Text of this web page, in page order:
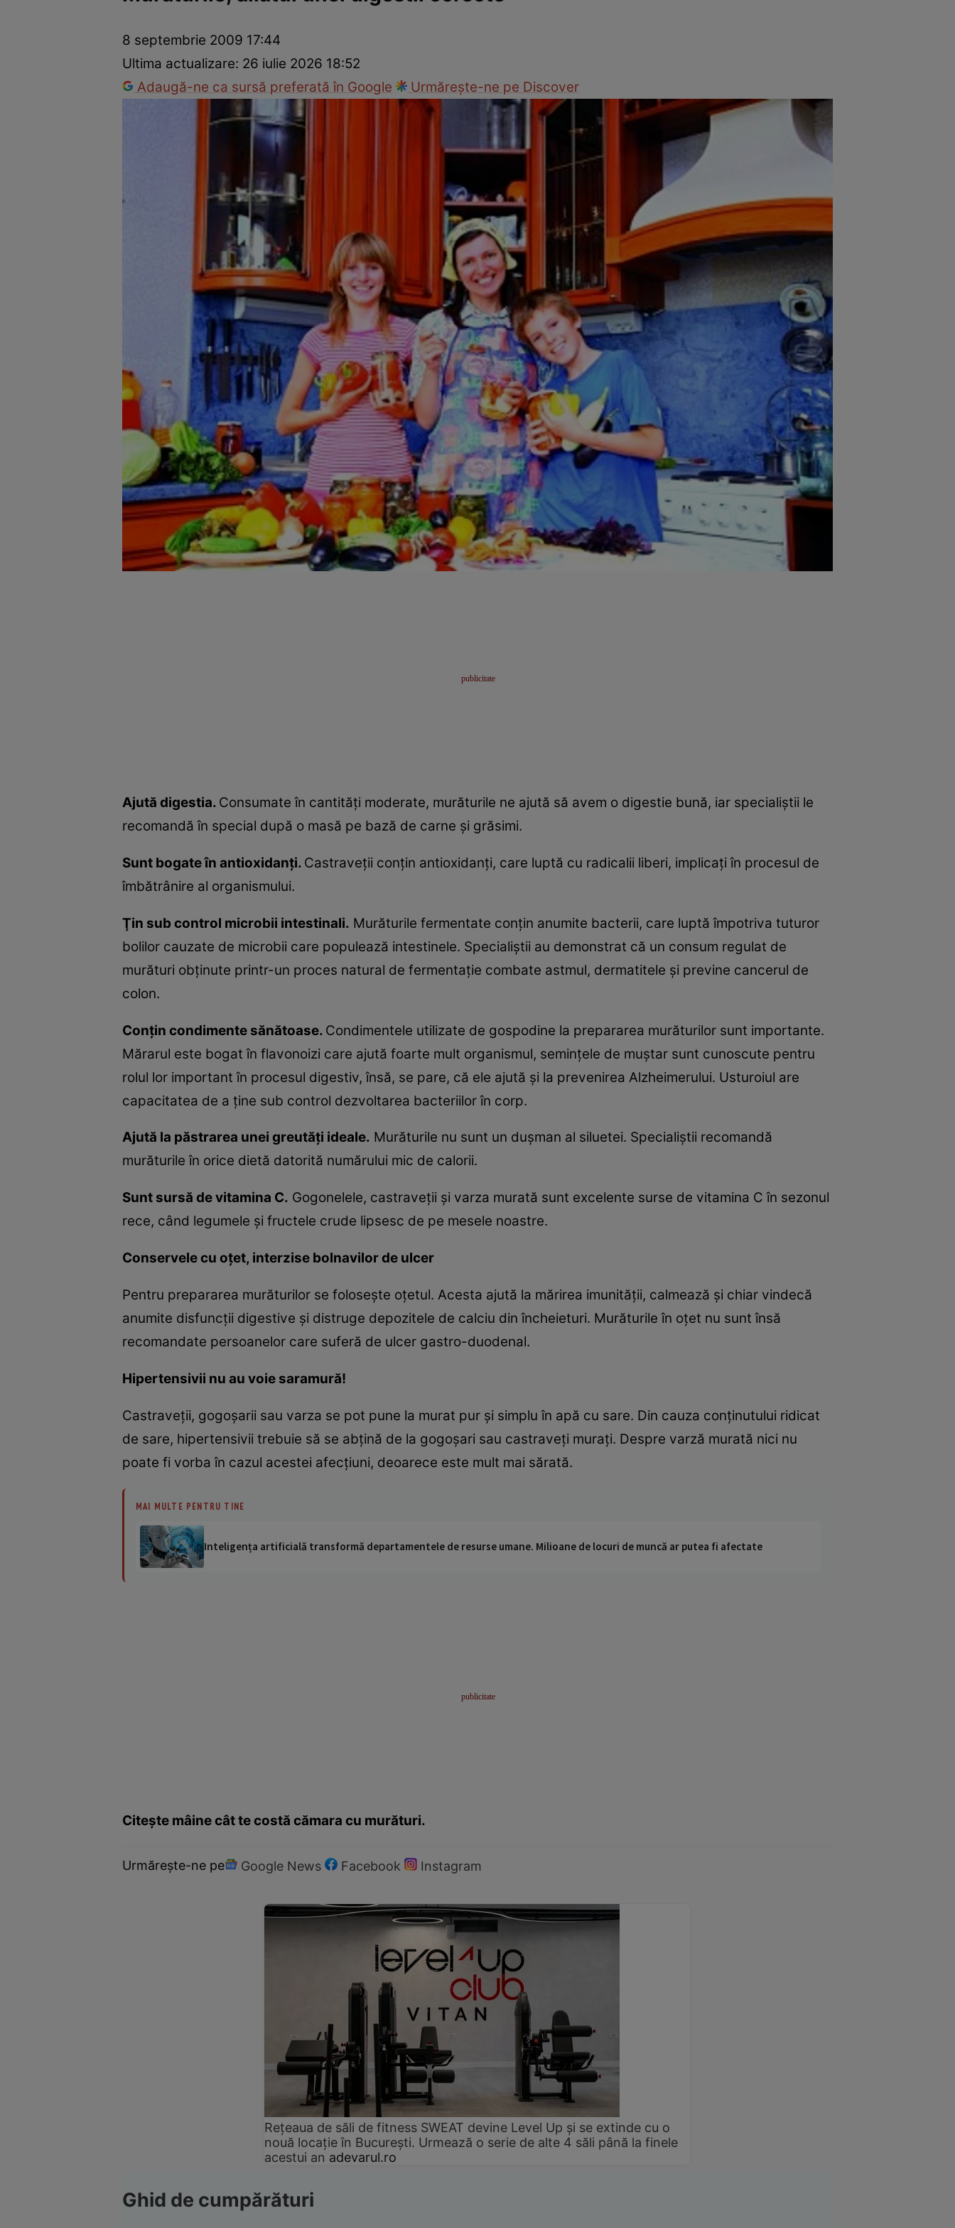
Prevenție și tratament Remedii naturisteMedicii răspund
8 septembrie 2009 17:44
Ultima actualizare: 26 iulie 2026 18:52
Adaugă-ne ca sursă preferată în Google
Urmărește-ne pe Discover
Ajută digestia. Consumate în cantităţi moderate, murăturile ne ajută să avem o digestie bună, iar specialiştii le
recomandă în special după o masă pe bază de carne şi grăsimi.
Sunt bogate în antioxidanţi. Castraveţii conţin antioxidanţi, care luptă cu radicalii liberi, implicaţi în procesul de
îmbătrânire al organismului.
Ţin sub control microbii intestinali. Murăturile fermentate conţin anumite bacterii, care luptă împotriva tuturor
bolilor cauzate de microbii care populează intestinele. Specialiştii au demonstrat că un consum regulat de
murături obţinute printr-un proces natural de fermentaţie combate astmul, dermatitele şi previne cancerul de
colon.
Conţin condimente sănătoase. Condimentele utilizate de gospodine la prepararea murăturilor sunt importante.
Mărarul este bogat în flavonoizi care ajută foarte mult organismul, seminţele de muştar sunt cunoscute pentru
rolul lor important în procesul digestiv, însă, se pare, că ele ajută şi la prevenirea Alzheimerului. Usturoiul are
capacitatea de a ţine sub control dezvoltarea bacteriilor în corp.
Ajută la păstrarea unei greutăţi ideale. Murăturile nu sunt un duşman al siluetei. Specialiştii recomandă
murăturile în orice dietă datorită numărului mic de calorii.
Sunt sursă de vitamina C. Gogonelele, castraveţii şi varza murată sunt excelente surse de vitamina C în sezonul
rece, când legumele şi fructele crude lipsesc de pe mesele noastre.
Conservele cu oţet, interzise bolnavilor de ulcer
Pentru prepararea murăturilor se foloseşte oţetul. Acesta ajută la mărirea imunităţii, calmează şi chiar vindecă
anumite disfuncţii digestive şi distruge depozitele de calciu din încheieturi. Murăturile în oţet nu sunt însă
recomandate persoanelor care suferă de ulcer gastro-duodenal.
Hipertensivii nu au voie saramură!
Castraveţii, gogoşarii sau varza se pot pune la murat pur şi simplu în apă cu sare. Din cauza conţinutului ridicat
de sare, hipertensivii trebuie să se abţină de la gogoşari sau castraveţi muraţi. Despre varză murată nici nu
poate fi vorba în cazul acestei afecţiuni, deoarece este mult mai sărată.
MAI MULTE PENTRU TINE
Inteligența artificială transformă departamentele de resurse umane. Milioane de locuri de muncă ar putea fi afectate
Citeşte mâine cât te costă cămara cu murături.
Urmărește-ne pe Google News Facebook Instagram
Rețeaua de săli de fitness SWEAT devine Level Up și se extinde cu o
nouă locație în București. Urmează o serie de alte 4 săli până la finele
acestui an adevarul.ro
Ghid de cumpărături